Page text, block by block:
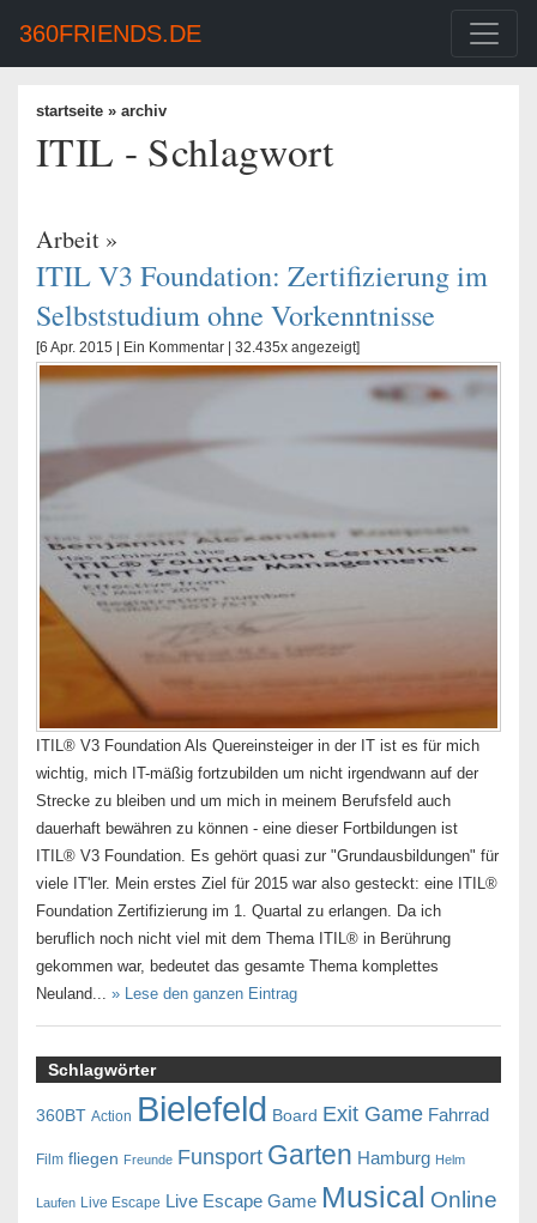
360FRIENDS.DE
startseite » archiv
ITIL - Schlagwort
Arbeit »
ITIL V3 Foundation: Zertifizierung im
Selbststudium ohne Vorkenntnisse
[6 Apr. 2015 | Ein Kommentar | 32.435x angezeigt]
ITIL® V3 Foundation Als Quereinsteiger in der IT ist es für mich
wichtig, mich IT-mäßig fortzubilden um nicht irgendwann auf der
Strecke zu bleiben und um mich in meinem Berufsfeld auch
dauerhaft bewähren zu können - eine dieser Fortbildungen ist
ITIL® V3 Foundation. Es gehört quasi zur "Grundausbildungen" für
viele IT'ler. Mein erstes Ziel für 2015 war also gesteckt: eine ITIL®
Foundation Zertifizierung im 1. Quartal zu erlangen. Da ich
beruflich noch nicht viel mit dem Thema ITIL® in Berührung
gekommen war, bedeutet das gesamte Thema komplettes
Neuland... » Lese den ganzen Eintrag
Schlagwörter
360BT Action Bielefeld Board Exit Game Fahrrad
Film fliegen Freunde Funsport Garten Hamburg Helm
Laufen Live Escape Live Escape Game Musical Online